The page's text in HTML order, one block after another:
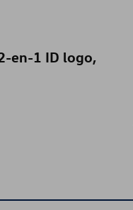
en-1 ID logo,